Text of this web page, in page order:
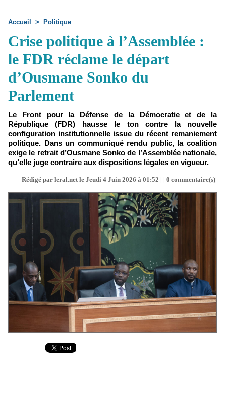
Accueil > Politique
Crise politique à l’Assemblée :
le FDR réclame le départ
d’Ousmane Sonko du
Parlement
Le Front pour la Défense de la Démocratie et de la
République (FDR) hausse le ton contre la nouvelle
configuration institutionnelle issue du récent remaniement
politique. Dans un communiqué rendu public, la coalition
exige le retrait d’Ousmane Sonko de l’Assemblée nationale,
qu’elle juge contraire aux dispositions légales en vigueur.
Rédigé par leral.net le Jeudi 4 Juin 2026 à 01:52 | | 0 commentaire(s)|